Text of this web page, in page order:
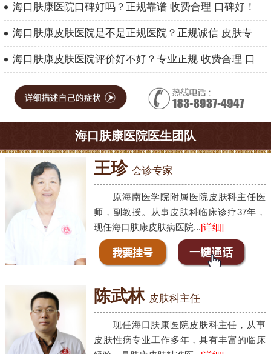
海口肤康医院口碑好吗？正规靠谱 收费合理 口碑好！
海口肤康皮肤医院是不是正规医院？正规诚信 皮肤专
海口肤康皮肤医院评价好不好？专业正规 收费合理 口
海口肤康医院医生团队
王珍 会诊专家
原海南医学院附属医院皮肤科主任医
师，副教授。从事皮肤科临床诊疗37年，
现任海口肤康皮肤病医院...[详细]
陈武林 皮肤科主任
现任海口肤康医院皮肤科主任，从事
皮肤性病专业工作多年，具有丰富的临床